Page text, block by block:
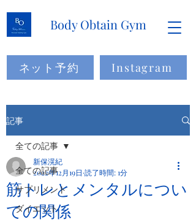
Body Obtain Gym
ネット予約 Instagram
記事
全ての記事
サプリメント
ダイエット
全ての記事
筋トレとメンタルについ
ての関係
新保滉紀
2022年12月19日 読了時間: 1分